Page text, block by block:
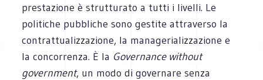
prestazione è strutturato a tutti i livelli. Le
politiche pubbliche sono gestite attraverso la
contrattualizzazione, la managerializzazione e
la concorrenza. È la Governance without
government, un modo di governare senza